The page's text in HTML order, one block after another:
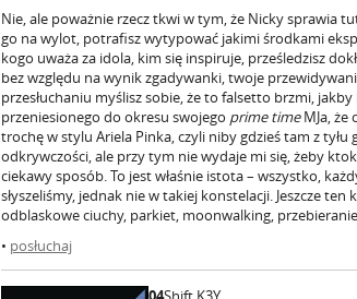
Nie, ale poważnie rzecz tkwi w tym, że Nicky sprawia
go na wylot, potrafisz wytypować jakimi środkami
kogo uważa za idola, kim się inspiruje, prześledzisz
bez względu na wynik zgadywanki, twoje
przesłuchaniu myślisz sobie, że to falsetto brzmi,
przeniesionego do okresu swojego prime timeMJa, że
trochę w stylu Ariela Pinka, czyli niby gdzieś tam z tyłu
odkrywczości, ale przy tym nie wydaje mi się, żeby
ciekawy sposób. To jest właśnie istota – wszystko,
słyszeliśmy, jednak nie w takiej konstelacji. Jeszcze
odblaskowe ciuchy, parkiet, moonwalking,
• posłuchaj